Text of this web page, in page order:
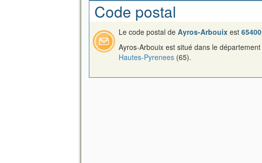
Code postal
Le code postal de Ayros-Arbouix est 65400
Ayros-Arbouix est situé dans le département
Hautes-Pyrenees (65).